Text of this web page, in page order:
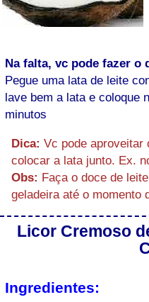
Na falta, vc pode fazer o
Pegue uma lata de leite
lave bem a lata e coloque
minutos
Dica: Vc pode aproveitar
colocar a lata junto. Ex.
Obs: Faça o doce de
geladeira até o momento
Licor Cremoso
Ingredientes: